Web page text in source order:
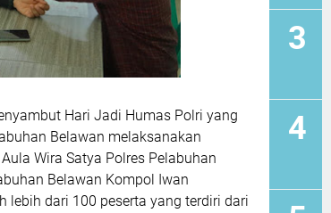
Hari Jadi Humas Polri yang
Belawan melaksanakan
Wira Satya Polres Pelabuhan
Belawan Kompol Iwan
lebih dari 100 peserta yang terdiri dari